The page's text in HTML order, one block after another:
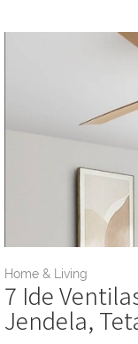
Home & Living
7 Ide
Jendela,